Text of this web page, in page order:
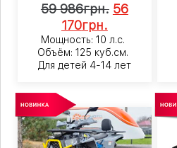
59 986грн. 56
170грн.
Мощность: 10 л.с.
Объём: 125 куб.см.
Для детей 4-14 лет